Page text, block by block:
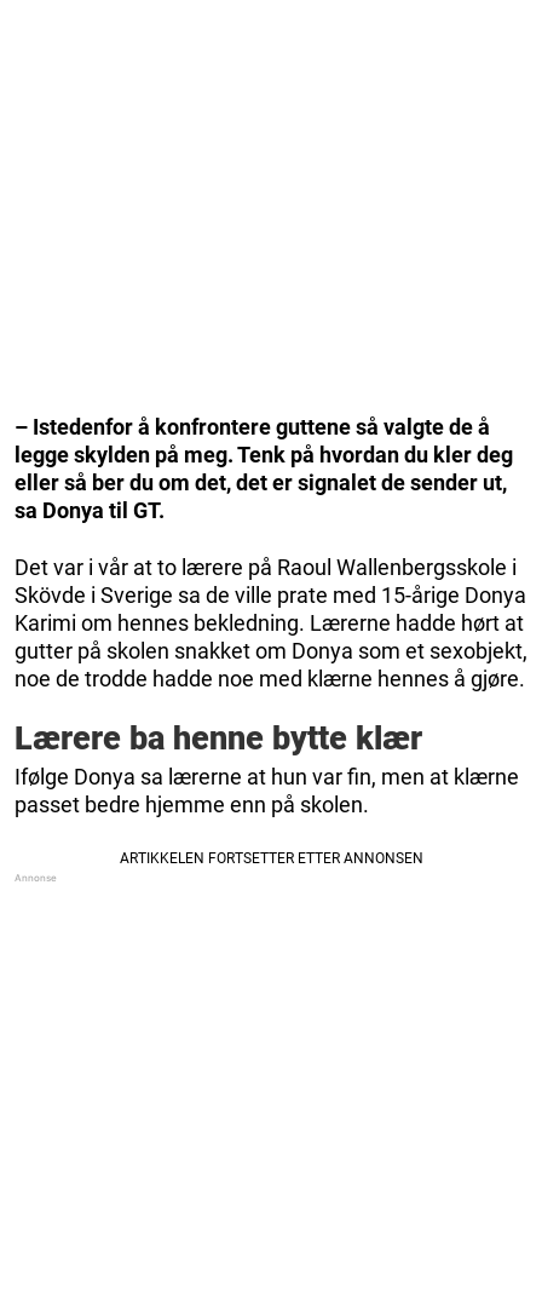
– Istedenfor å konfrontere guttene så valgte de å
legge skylden på meg. Tenk på hvordan du kler deg
eller så ber du om det, det er signalet de sender ut,
sa Donya til GT.
Det var i vår at to lærere på Raoul Wallenbergsskole i
Skövde i Sverige sa de ville prate med 15-årige Donya
Karimi om hennes bekledning. Lærerne hadde hørt at
gutter på skolen snakket om Donya som et sexobjekt,
noe de trodde hadde noe med klærne hennes å gjøre.
Lærere ba henne bytte klær
Ifølge Donya sa lærerne at hun var fin, men at klærne
passet bedre hjemme enn på skolen.